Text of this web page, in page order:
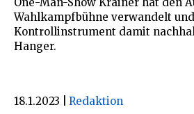
Wahlkampfbühne verwandelt
Kontrollinstrument damit
Hanger.
18.1.2023 Redaktion